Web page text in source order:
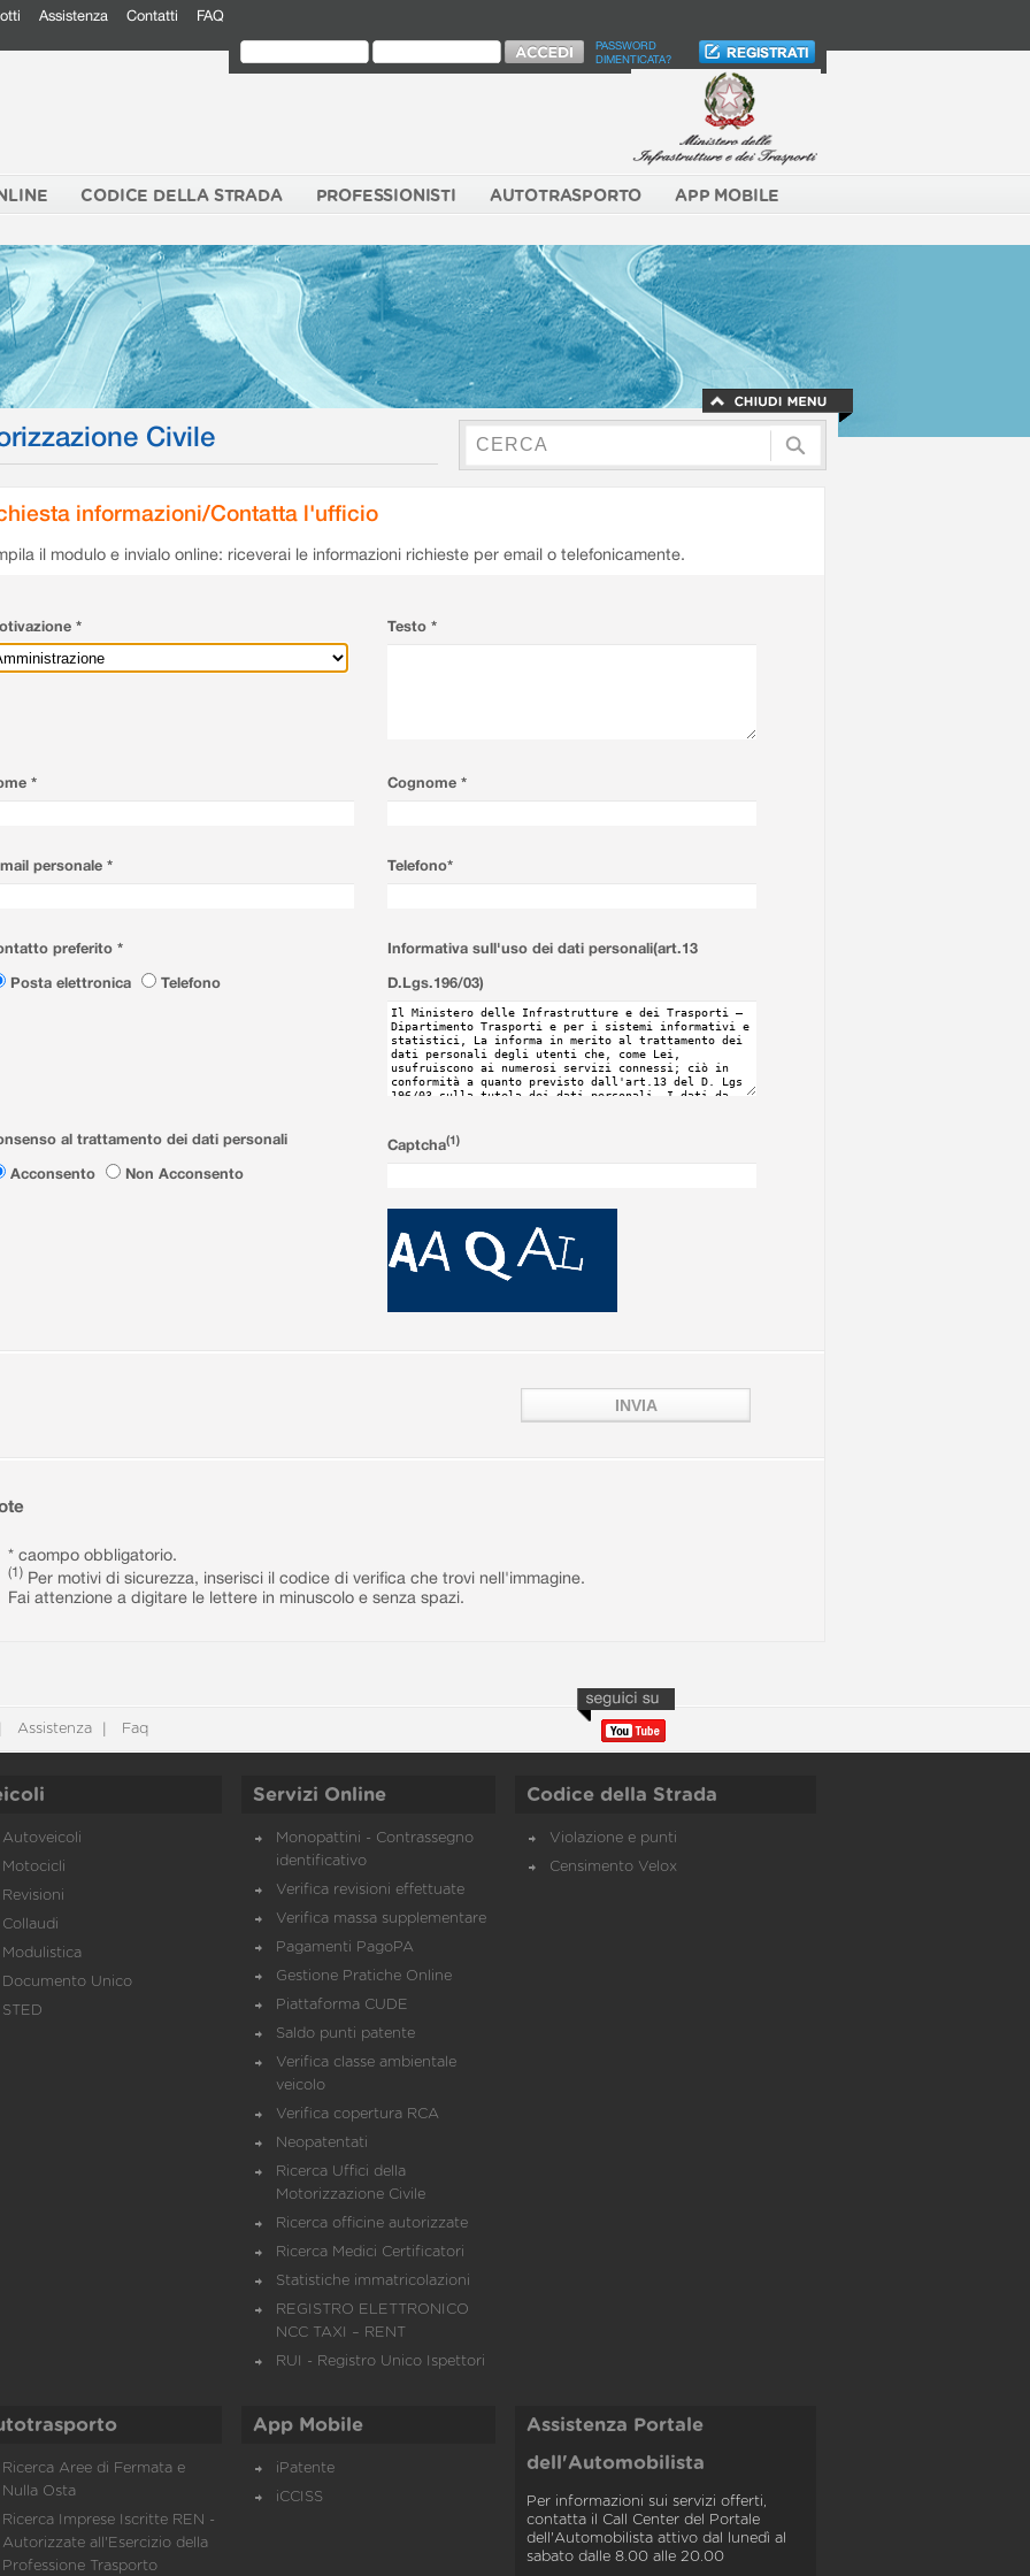
Assistenza Contatti FAQ
PASSWORD
DIMENTICATA?
CODICE DELLA STRADA PROFESSIONISTI AUTOTRASPORTO APP MOBILE
Civile
informazioni/Contatta l'ufficio
il modulo e invialo online: riceverai le informazioni richieste per email o telefonicamente.
* Testo *
* Cognome *
personale * Telefono*
preferito *
Posta elettronica
Telefono
Informativa sull'uso dei dati personali(art.13
D.Lgs.196/03)
al trattamento dei dati personali
Acconsento
Non Acconsento
Captcha(1)
* caompo obbligatorio.
(1) Per motivi di sicurezza, inserisci il codice di verifica che trovi nell'immagine.
Fai attenzione a digitare le lettere in minuscolo e senza spazi.
Assistenza Faq
Autoveicoli
Motocicli
Revisioni
Collaudi
Modulistica
Documento Unico
STED
Servizi Online
Monopattini - Contrassegno
identificativo
Verifica revisioni effettuate
Verifica massa supplementare
Pagamenti PagoPA
Gestione Pratiche Online
Piattaforma CUDE
Saldo punti patente
Verifica classe ambientale
veicolo
Verifica copertura RCA
Neopatentati
Ricerca Uffici della
Motorizzazione Civile
Ricerca officine autorizzate
Ricerca Medici Certificatori
Statistiche immatricolazioni
REGISTRO ELETTRONICO
NCC TAXI – RENT
RUI - Registro Unico Ispettori
Codice della Strada
Violazione e punti
Censimento Velox
Ricerca Aree di Fermata e
Nulla Osta
Ricerca Imprese Iscritte REN -
Autorizzate all'Esercizio della
Professione Trasporto
App Mobile
iPatente
iCCISS
Assistenza Portale
dell'Automobilista
Per informazioni sui servizi offerti,
contatta il Call Center del Portale
dell'Automobilista attivo dal lunedì al
sabato dalle 8.00 alle 20.00